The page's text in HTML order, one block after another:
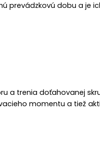
prevádzkovú dobu a je
a trenia doťahovanej
momentu a tiež